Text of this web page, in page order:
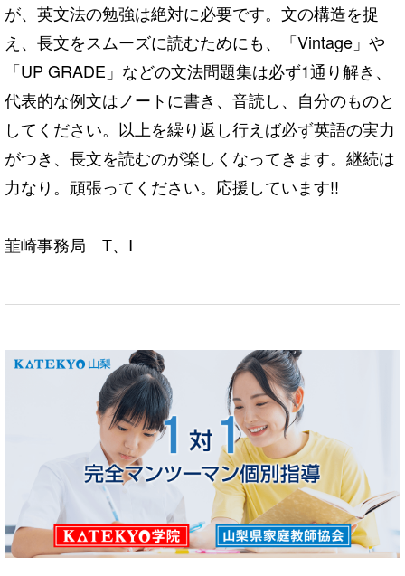
が、英文法の勉強は絶対に必要です。文の構造を捉
え、長文をスムーズに読むためにも、「Vintage」や
「UP GRADE」などの文法問題集は必ず1通り解き、
代表的な例文はノートに書き、音読し、自分のものと
してください。以上を繰り返し行えば必ず英語の実力
がつき、長文を読むのが楽しくなってきます。継続は
力なり。頑張ってください。応援しています!!
韮崎事務局 T、I